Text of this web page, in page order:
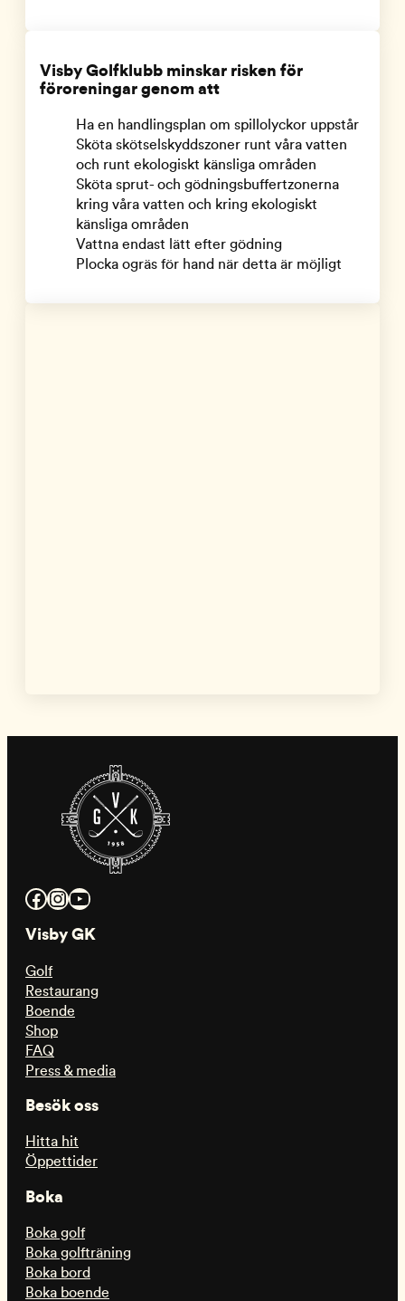
Visby Golfklubb minskar risken för
föroreningar genom att
Ha en handlingsplan om spillolyckor uppstår
Sköta skötselskyddszoner runt våra vatten
och runt ekologiskt känsliga områden
Sköta sprut- och gödningsbuffertzonerna
kring våra vatten och kring ekologiskt
känsliga områden
Vattna endast lätt efter gödning
Plocka ogräs för hand när detta är möjligt
Facebook InstagramYouTube
Visby GK
Golf
Restaurang
Boende
Shop
FAQ
Press & media
Besök oss
Hitta hit
Öppettider
Boka
Boka golf
Boka golfträning
Boka bord
Boka boende